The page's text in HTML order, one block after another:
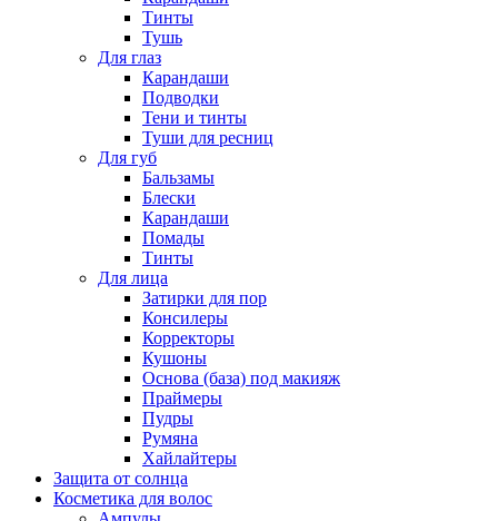
Тинты
Тушь
Для глаз
Карандаши
Подводки
Тени и тинты
Туши для ресниц
Для губ
Бальзамы
Блески
Карандаши
Помады
Тинты
Для лица
Затирки для пор
Консилеры
Корректоры
Кушоны
Основа (база) под макияж
Праймеры
Пудры
Румяна
Хайлайтеры
Защита от солнца
Косметика для волос